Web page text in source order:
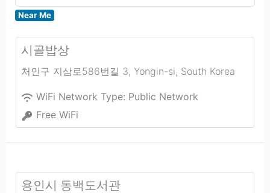
Near Me
시골밥상
처인구 지삼로586번길 3, Yongin-si, South Korea
WiFi Network Type: Public Network
Free WiFi
용인시 동백도서관